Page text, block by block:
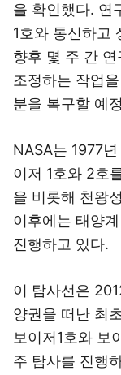
을 확인했다. 연
1호와 통신하고
향후 몇 주 간
조정하는 작업
분을 복구할 예
NASA는 1977
이저 1호와 2호
을 비롯해 천왕
이후에는 태양
진행하고 있다.
이 탐사선은
양권을 떠난 최
보이저1호와 보
주 탐사를 진행